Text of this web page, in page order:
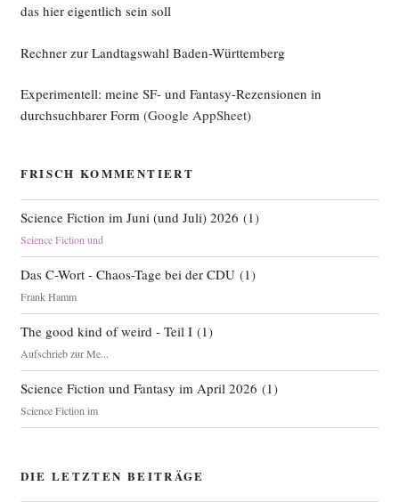
das hier eigentlich sein soll
Rechner zur Landtagswahl Baden-Württemberg
Experimentell: meine SF- und Fantasy-Rezensionen in
durchsuchbarer Form(Google AppSheet)
FRISCH KOMMENTIERT
Science Fiction im Juni (und Juli) 2026 (1)
Science Fiction und
Das C-Wort - Chaos-Tage bei der CDU(1)
Frank Hamm
The good kind of weird - Teil I(1)
Aufschrieb zur Me...
Science Fiction und Fantasy im April 2026 (1)
Science Fiction im
DIE LETZTEN BEITRÄGE